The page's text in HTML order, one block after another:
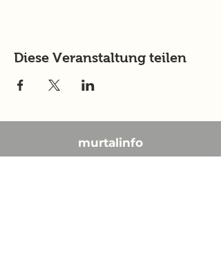
Diese Veranstaltung teilen
murtalinfo